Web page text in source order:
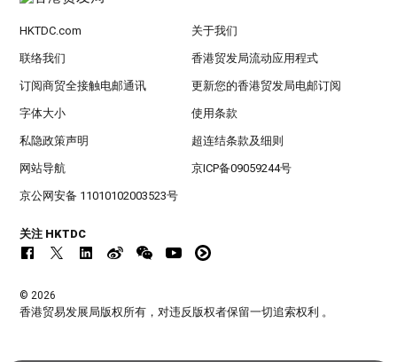
HKTDC.com 关于我们
联络我们 香港贸发局流动应用程式
订阅商贸全接触电邮通讯 更新您的香港贸发局电邮订阅
字体大小 使用条款
私隐政策声明 超连结条款及细则
网站导航 京ICP备09059244号
京公网安备 11010102003523号
关注 HKTDC
© 2026
香港贸易发展局版权所有，对违反版权者保留一切追索权利 。